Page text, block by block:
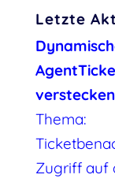
Letzte
verstecken
Thema:
Zugriff auf